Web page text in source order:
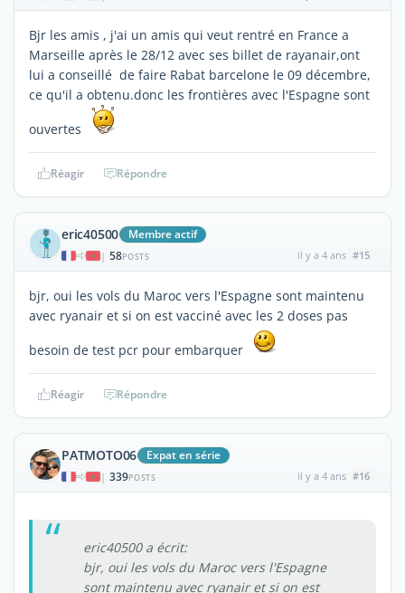
Bjr les amis , j'ai un amis qui veut rentré en France a
Marseille après le 28/12 avec ses billet de rayanair,ont
lui a conseillé de faire Rabat barcelone le 09 décembre,
ce qu'il a obtenu.donc les frontières avec l'Espagne sont
ouvertes
Réagir Répondre
eric40500 Membre actif
| 58POSTS il y a 4 ans #15
bjr, oui les vols du Maroc vers l'Espagne sont maintenu
avec ryanair et si on est vacciné avec les 2 doses pas
besoin de test pcr pour embarquer
Réagir Répondre
PATMOTO06 Expat en série
| 339POSTS il y a 4 ans #16
eric40500 a écrit:
bjr, oui les vols du Maroc vers l'Espagne
sont maintenu avec ryanair et si on est